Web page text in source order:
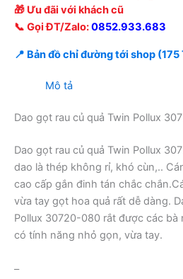
🎁 Ưu đãi với khách cũ
📞 Gọi ĐT/Zalo:0852.933.683
📍 Bản đồ chỉ đường tới shop (175
Mô tả
Dao gọt rau củ quả Twin Pollux
Dao gọt rau củ quả Twin Pollux
dao là thép không rỉ, khó cùn,..
cao cấp gắn đinh tán chắc
vừa tay gọt hoa quả rất dễ dàng.
Pollux 30720-080 rắt được các bà
có tính năng nhỏ gọn, vừa tay.
–